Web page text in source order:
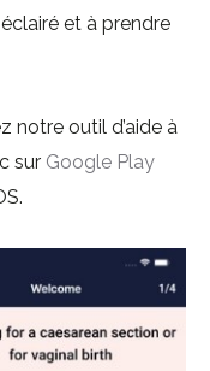
et à prendre
notre outil d’aide à
sur Google Play